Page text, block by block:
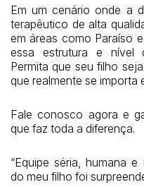
Em um cenário onde a
terapêutico de alta
em áreas como Paraíso
essa estrutura e nível
Permita que seu filho
que realmente se importa
Fale conosco agora e
que faz toda a diferença.
“Equipe séria, humana
do meu filho foi